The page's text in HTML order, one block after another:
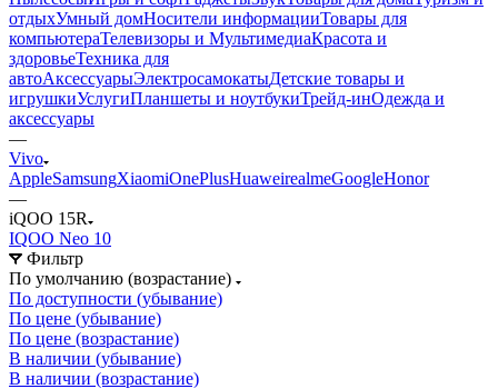
отдыхУмный домНосители информацииТовары для
компьютераТелевизоры и МультимедиаКрасота и
здоровьеТехника для
автоАксессуарыЭлектросамокатыДетские товары и
игрушкиУслугиПланшеты и ноутбукиТрейд-инОдежда и
аксессуары
—
Vivo
AppleSamsungXiaomiOnePlusHuaweirealmeGoogleHonor
—
iQOO 15R
IQOO Neo 10
Фильтр
По умолчанию (возрастание)
По доступности (убывание)
По цене (убывание)
По цене (возрастание)
В наличии (убывание)
В наличии (возрастание)